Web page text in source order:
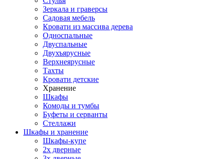
Зеркала и граверсы
Садовая мебель
Кровати из массива дерева
Односпальные
Двуспальные
Двухъярусные
Верхнеярусные
Тахты
Кровати детские
Хранение
Шкафы
Комоды и тумбы
Буфеты и серванты
Стеллажи
Шкафы и хранение
Шкафы-купе
2х дверные